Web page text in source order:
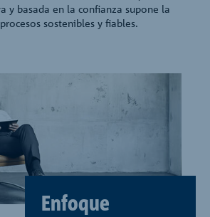
y basada en la confianza supone la
sostenibles y fiables.
Enfoque